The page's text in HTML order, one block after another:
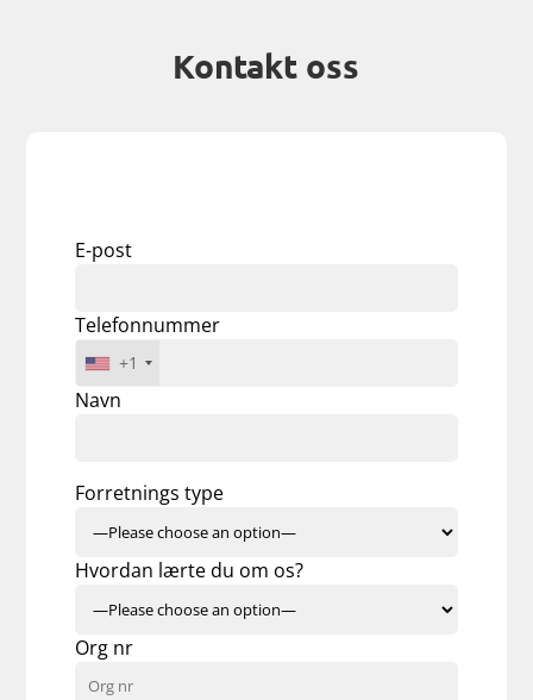
Kontakt oss
E-post
Telefonnummer
+1
Navn
Forretnings type
Hvordan lærte du om os?
Org nr